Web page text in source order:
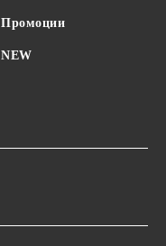
Промоции
NEW